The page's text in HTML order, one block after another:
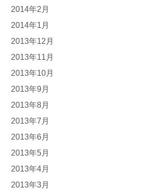
2014年2月
2014年1月
2013年12月
2013年11月
2013年10月
2013年9月
2013年8月
2013年7月
2013年6月
2013年5月
2013年4月
2013年3月